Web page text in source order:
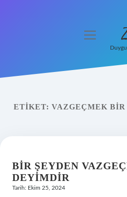
Yasal Uyarı
menüyü
ETIKET: VAZGEÇMEK
BIR ŞEYDEN
DEYIMDIR
Tarih: Ekim 25, 2024